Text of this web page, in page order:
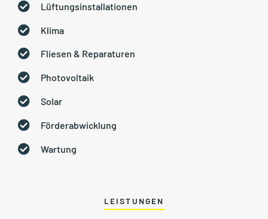
Lüftungsinstallationen
Klima
Fliesen & Reparaturen
Photovoltaik
Solar
Förderabwicklung
Wartung
LEISTUNGEN